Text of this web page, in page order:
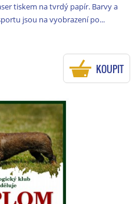
tiskem na tvrdý papír. Barvy a
jsou na vyobrazení po...
KOUPIT